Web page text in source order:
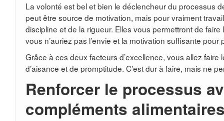
La volonté est bel et bien le déclencheur du processus
peut être source de motivation, mais pour vraiment
discipline et de la rigueur. Elles vous permettront de
vous n’auriez pas l’envie et la motivation suffisante pour
Grâce à ces deux facteurs d’excellence, vous allez
d’aisance et de promptitude. C’est dur à faire, mais ne
Renforcer le processus
compléments